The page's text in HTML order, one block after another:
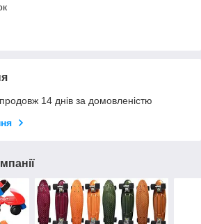
14 днів за домовленістю